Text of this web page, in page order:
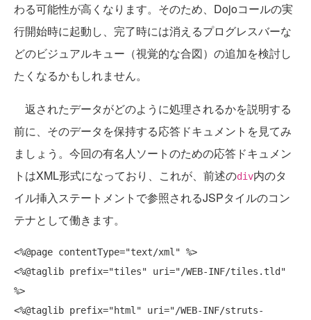
わる可能性が高くなります。そのため、Dojoコールの実
行開始時に起動し、完了時には消えるプログレスバーな
どのビジュアルキュー（視覚的な合図）の追加を検討し
たくなるかもしれません。
返されたデータがどのように処理されるかを説明する
前に、そのデータを保持する応答ドキュメントを見てみ
ましょう。今回の有名人ソートのための応答ドキュメン
トはXML形式になっており、これが、前述のdiv内のタ
イル挿入ステートメントで参照されるJSPタイルのコン
テナとして働きます。
<%@page contentType="text/xml" %>
<%@taglib prefix="tiles" uri="/WEB-INF/tiles.tld"
%>
<%@taglib prefix="html" uri="/WEB-INF/struts-